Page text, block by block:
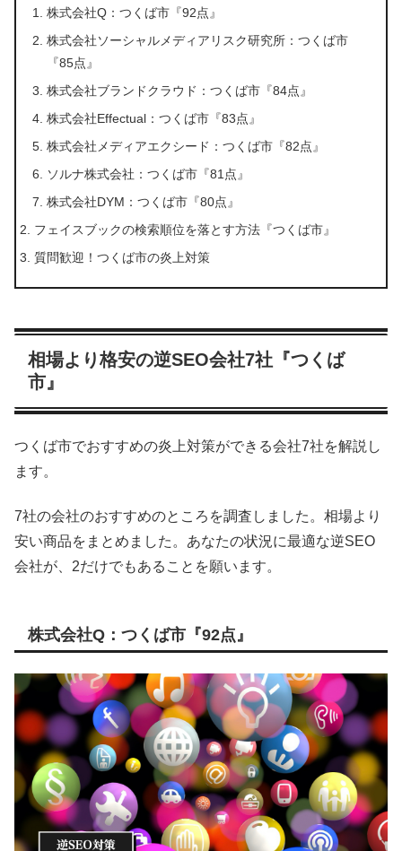
株式会社Q：つくば市『92点』
株式会社ソーシャルメディアリスク研究所：つくば市
『85点』
株式会社ブランドクラウド：つくば市『84点』
株式会社Effectual：つくば市『83点』
株式会社メディアエクシード：つくば市『82点』
ソルナ株式会社：つくば市『81点』
株式会社DYM：つくば市『80点』
フェイスブックの検索順位を落とす方法『つくば市』
質問歓迎！つくば市の炎上対策
相場より格安の逆SEO会社7社『つくば
市』
つくば市でおすすめの炎上対策ができる会社7社を解説し
ます。
7社の会社のおすすめのところを調査しました。相場より
安い商品をまとめました。あなたの状況に最適な逆SEO
会社が、2だけでもあることを願います。
株式会社Q：つくば市『92点』